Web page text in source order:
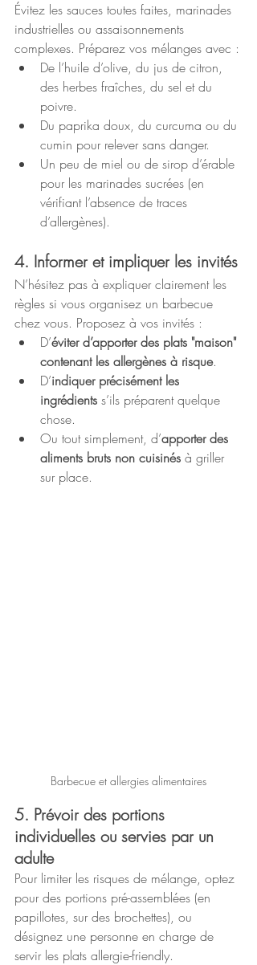
Évitez les sauces toutes faites, marinades
industrielles ou assaisonnements
complexes. Préparez vos mélanges avec :
De l’huile d’olive, du jus de citron,
des herbes fraîches, du sel et du
poivre.
Du paprika doux, du curcuma ou du
cumin pour relever sans danger.
Un peu de miel ou de sirop d’érable
pour les marinades sucrées (en
vérifiant l’absence de traces
d’allergènes).
4. Informer et impliquer les invités
N’hésitez pas à expliquer clairement les
règles si vous organisez un barbecue
chez vous. Proposez à vos invités :
D’éviter d’apporter des plats "maison"
contenant les allergènes à risque.
D’indiquer précisément les
ingrédients s’ils préparent quelque
chose.
Ou tout simplement, d’apporter des
aliments bruts non cuisinés à griller
sur place.
Barbecue et allergies alimentaires
5. Prévoir des portions
individuelles ou servies par un
adulte
Pour limiter les risques de mélange, optez
pour des portions pré-assemblées (en
papillotes, sur des brochettes), ou
désignez une personne en charge de
servir les plats allergie-friendly.